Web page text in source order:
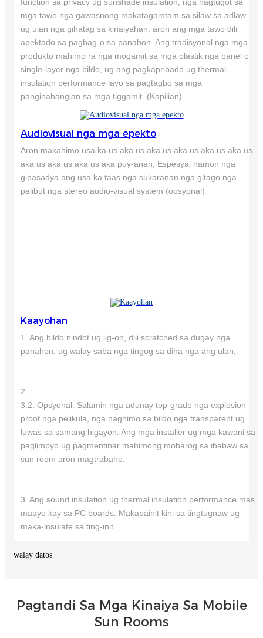
function sa privacy ug sunshade insulation, nga nagtugot sa
mga tawo nga gawasnong makatagamtam sa silaw sa adlaw
ug ulan nga gihatag sa kinaiyahan, aron ang mga tawo dili
apektado sa pagbag-o sa panahon. Ang tradisyonal nga mga
produkto mahimo ra nga mogamit sa mga plastik nga panel o
single-layer nga bildo, ug ang pagkapribado ug thermal
insulation performance layo sa pagtagbo sa mga
panginahanglan sa mga tiggamit. (Kapilian)
Audiovisual nga mga epekto
Aron makahimo usa ka us aka us aka us aka us aka us aka us
aka us aka us aka us aka puy-anan, Espesyal namon nga
gipasadya ang usa ka taas nga sukaranan nga gitago nga
palibut nga stereo audio-visual system (opsyonal)
Kaayohan
1. Ang bildo nindot ug lig-on, dili scratched sa dugay nga
panahon, ug walay saba nga tingog sa diha nga ang ulan;
2.
3.2. Opsyonal: Salamin nga adunay top-grade nga explosion-
proof nga pelikula, nga naghimo sa bildo nga transparent ug
luwas sa samang higayon. Ang mga installer ug mga kawani sa
paglimpyo ug pagmentinar mahimong mobarog sa ibabaw sa
sun room aron magtrabaho.
3. Ang sound insulation ug thermal insulation performance mas
maayo kay sa PC boards. Makapainit kini sa tingtugnaw ug
maka-insulate sa ting-init
walay datos
Pagtandi Sa Mga Kinaiya Sa Mobile
Sun Rooms